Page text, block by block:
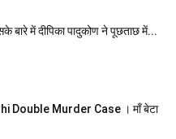
बारे में दीपिका पादुकोण ने पूछताछ में...
Double Murder Case । माँ बेटा